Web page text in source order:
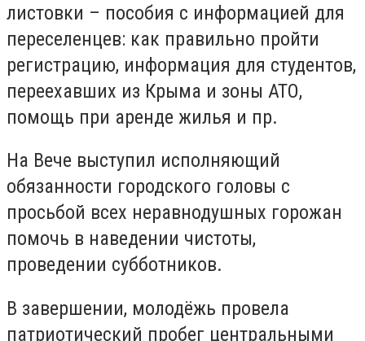
листовки – пособия с информацией для
переселенцев: как правильно пройти
регистрацию, информация для студентов,
переехавших из Крыма и зоны АТО,
помощь при аренде жилья и пр.
На Вече выступил исполняющий
обязанности городского головы с
просьбой всех неравнодушных горожан
помочь в наведении чистоты,
проведении субботников.
В завершении, молодёжь провела
патриотический пробег центральными